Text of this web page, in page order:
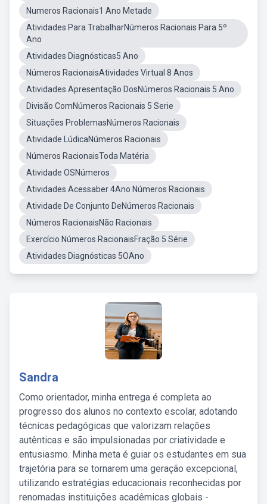
Numeros Racionais1 Ano Metade
Atividades Para TrabalharNúmeros Racionais Para 5º
Ano
Atividades Diagnósticas5 Ano
Números RacionaisAtividades Virtual 8 Anos
Atividades Apresentação DosNúmeros Racionais 5 Ano
Divisão ComNúmeros Racionais 5 Serie
Situações ProblemasNúmeros Racionais
Atividade LúdicaNúmeros Racionais
Números RacionaisToda Matéria
Atividade OSNúmeros
Atividades Acessaber 4Ano Números Racionais
Atividade De Conjunto DeNúmeros Racionais
Números RacionaisNão Racionais
Exercício Números RacionaisFração 5 Série
Atividades Diagnósticas 5OAno
Sandra
Como orientador, minha entrega é completa ao
progresso dos alunos no contexto escolar, adotando
técnicas pedagógicas que valorizam relações
autênticas e são impulsionadas por criatividade e
entusiasmo. Minha meta é guiar os estudantes em sua
trajetória para se tornarem uma geração excepcional,
utilizando estratégias educacionais reconhecidas por
renomadas instituições acadêmicas globais -